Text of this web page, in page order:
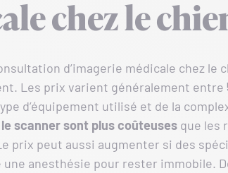
chez le
d’imagerie médicale chez le
Les prix varient généralement entre
d’équipement utilisé et de la
le scanner sont plus coûteuses que les
prix peut aussi augmenter si des
anesthésie pour rester immobile.